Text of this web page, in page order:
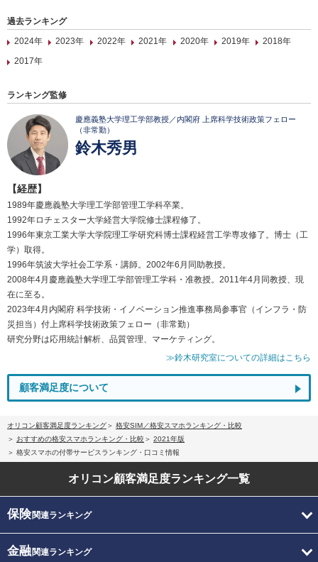
過去ランキング
2024年
2023年 2022年 2021年 2020年 2019年
2018年
2017年
ランキング監修
慶應義塾大学理工学部教授／内閣府 上席科学技術政策フェロー
（非常勤）
鈴木秀男
【経歴】
1989年慶應義塾大学理工学部管理工学科卒業。
1992年ロチェスター大学経営大学院修士課程修了。
1996年東京工業大学大学院理工学研究科博士課程経営工学専攻修了。博士（工
学）取得。
1996年筑波大学社会工学系・講師。2002年6月同助教授。
2008年4月慶應義塾大学理工学部管理工学科・准教授。2011年4月同教授、現
在に至る。
2023年4月内閣府 科学技術・イノベーション推進事務局参事官（インフラ・防
災担当）付上席科学技術政策フェロー（非常勤）
研究分野は応用統計解析、品質管理、マーケティング。
≫鈴木研究室についての詳細はこちら
顧客満足度について
オリコン顧客満足度ランキング
格安SIM／格安スマホランキング・比較
おすすめの格安スマホランキング・比較
2021年版
格安スマホの付帯サービスランキング・口コミ情報
オリコン顧客満足度ランキング一覧
保険関連ランキング
金融関連ランキング